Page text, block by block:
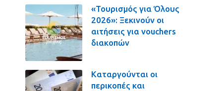
«Τουρισμός για Όλους
2026»: Ξεκινούν οι
αιτήσεις για vouchers
διακοπών
Καταργούνται οι
περικοπές και